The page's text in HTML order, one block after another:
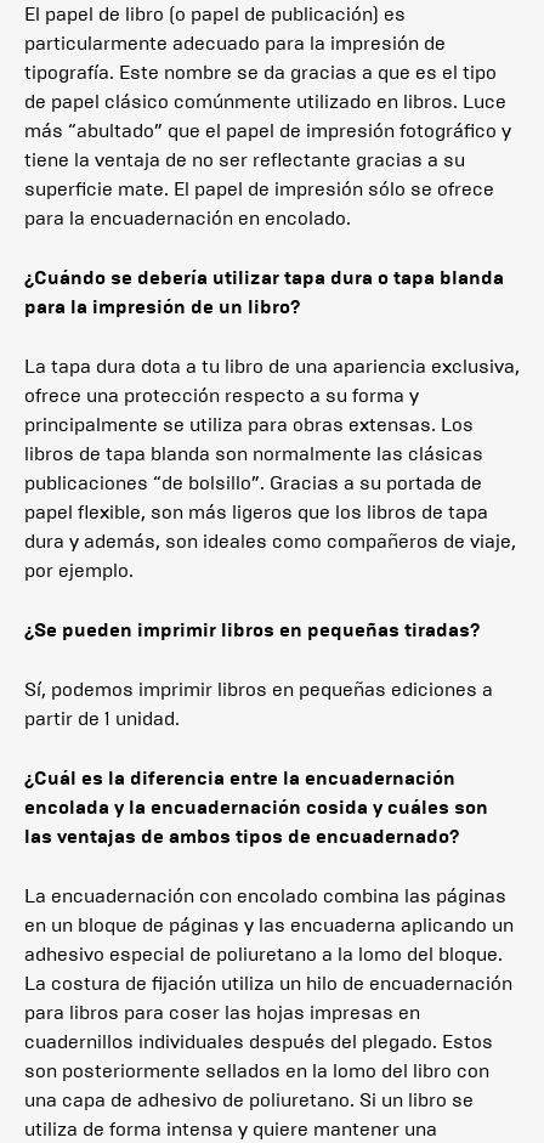
El papel de libro (o papel de publicación) es
particularmente adecuado para la impresión de
tipografía. Este nombre se da gracias a que es el tipo
de papel clásico comúnmente utilizado en libros. Luce
más “abultado” que el papel de impresión fotográfico y
tiene la ventaja de no ser reflectante gracias a su
superficie mate. El papel de impresión sólo se ofrece
para la encuadernación en encolado.
¿Cuándo se debería utilizar tapa dura o tapa blanda
para la impresión de un libro?
La tapa dura dota a tu libro de una apariencia exclusiva,
ofrece una protección respecto a su forma y
principalmente se utiliza para obras extensas. Los
libros de tapa blanda son normalmente las clásicas
publicaciones “de bolsillo”. Gracias a su portada de
papel flexible, son más ligeros que los libros de tapa
dura y además, son ideales como compañeros de viaje,
por ejemplo.
¿Se pueden imprimir libros en pequeñas tiradas?
Sí, podemos imprimir libros en pequeñas ediciones a
partir de 1 unidad.
¿Cuál es la diferencia entre la encuadernación
encolada y la encuadernación cosida y cuáles son
las ventajas de ambos tipos de encuadernado?
La encuadernación con encolado combina las páginas
en un bloque de páginas y las encuaderna aplicando un
adhesivo especial de poliuretano a la lomo del bloque.
La costura de fijación utiliza un hilo de encuadernación
para libros para coser las hojas impresas en
cuadernillos individuales después del plegado. Estos
son posteriormente sellados en la lomo del libro con
una capa de adhesivo de poliuretano. Si un libro se
utiliza de forma intensa y quiere mantener una